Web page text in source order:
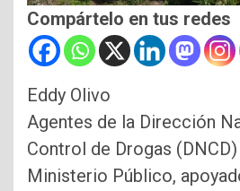
Compártelo en tus redes
Eddy Olivo
Agentes de la Dirección
Control de Drogas
Ministerio Público,